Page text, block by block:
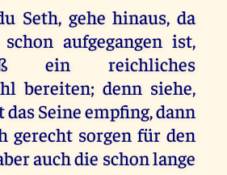
Seth, gehe hinaus, da
aufgegangen ist,
ein reichliches
bereiten; denn siehe,
das Seine empfing, dann
gerecht sorgen für den
auch die schon lange